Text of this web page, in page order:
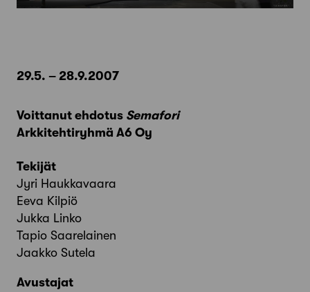
29.5. – 28.9.2007
Voittanut ehdotus Semafori
Arkkitehtiryhmä A6 Oy
Tekijät
Jyri Haukkavaara
Eeva Kilpiö
Jukka Linko
Tapio Saarelainen
Jaakko Sutela
Avustajat